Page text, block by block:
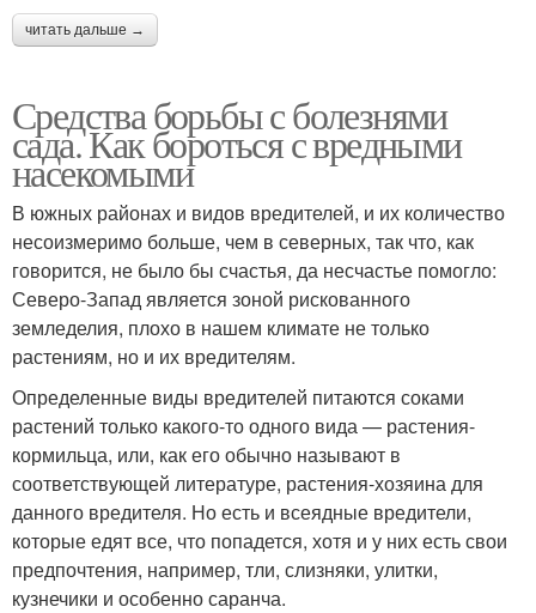
читать дальше →
Средства борьбы с болезнями
сада. Как бороться с вредными
насекомыми
В южных районах и видов вредителей, и их количество
несоизмеримо больше, чем в северных, так что, как
говорится, не было бы счастья, да несчастье помогло:
Северо-Запад является зоной рискованного
земледелия, плохо в нашем климате не только
растениям, но и их вредителям.
Определенные виды вредителей питаются соками
растений только какого-то одного вида — растения-
кормильца, или, как его обычно называют в
соответствующей литературе, растения-хозяина для
данного вредителя. Но есть и всеядные вредители,
которые едят все, что попадется, хотя и у них есть свои
предпочтения, например, тли, слизняки, улитки,
кузнечики и особенно саранча.